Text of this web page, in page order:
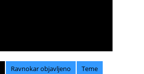
Ravnokar objavljeno Teme